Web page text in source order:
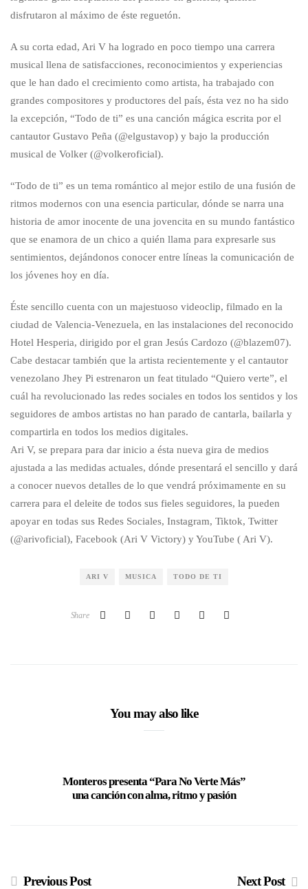
disfrutaron al máximo de éste reguetón.
A su corta edad, Ari V ha logrado en poco tiempo una carrera
musical llena de satisfacciones, reconocimientos y experiencias
que le han dado el crecimiento como artista, ha trabajado con
grandes compositores y productores del país, ésta vez no ha sido
la excepción, “Todo de ti” es una canción mágica escrita por el
cantautor Gustavo Peña (@elgustavop) y bajo la producción
musical de Volker (@volkeroficial).
“Todo de ti” es un tema romántico al mejor estilo de una fusión de
ritmos modernos con una esencia particular, dónde se narra una
historia de amor inocente de una jovencita en su mundo fantástico
que se enamora de un chico a quién llama para expresarle sus
sentimientos, dejándonos conocer entre líneas la comunicación de
los jóvenes hoy en día.
Éste sencillo cuenta con un majestuoso videoclip, filmado en la
ciudad de Valencia-Venezuela, en las instalaciones del reconocido
Hotel Hesperia, dirigido por el gran Jesús Cardozo (@blazem07).
Cabe destacar también que la artista recientemente y el cantautor
venezolano Jhey Pi estrenaron un feat titulado “Quiero verte”, el
cuál ha revolucionado las redes sociales en todos los sentidos y los
seguidores de ambos artistas no han parado de cantarla, bailarla y
compartirla en todos los medios digitales.
Ari V, se prepara para dar inicio a ésta nueva gira de medios
ajustada a las medidas actuales, dónde presentará el sencillo y dará
a conocer nuevos detalles de lo que vendrá próximamente en su
carrera para el deleite de todos sus fieles seguidores, la pueden
apoyar en todas sus Redes Sociales, Instagram, Tiktok, Twitter
(@arivoficial), Facebook (Ari V Victory) y YouTube ( Ari V).
ARI V MUSICA TODO DE TI
Share
You may also like
Monteros presenta “Para No Verte Más”
una canción con alma, ritmo y pasión
Previous Post Next Post